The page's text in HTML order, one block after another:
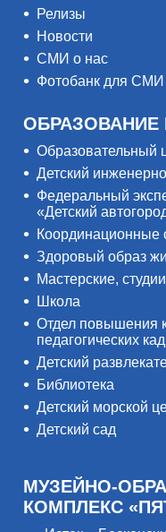
Релизы
Новости
СМИ о нас
Фотобанк для СМИ
ОБРАЗОВАНИЕ
Образовательный
Детский
Федеральный
«Детский
Координационные
Здоровый образ
Мастерские,
Школа
Отдел повышения
педагогических
Детский
Библиотека
Детский морской
Детский сад
МУЗЕЙНО-
КОМПЛЕКС